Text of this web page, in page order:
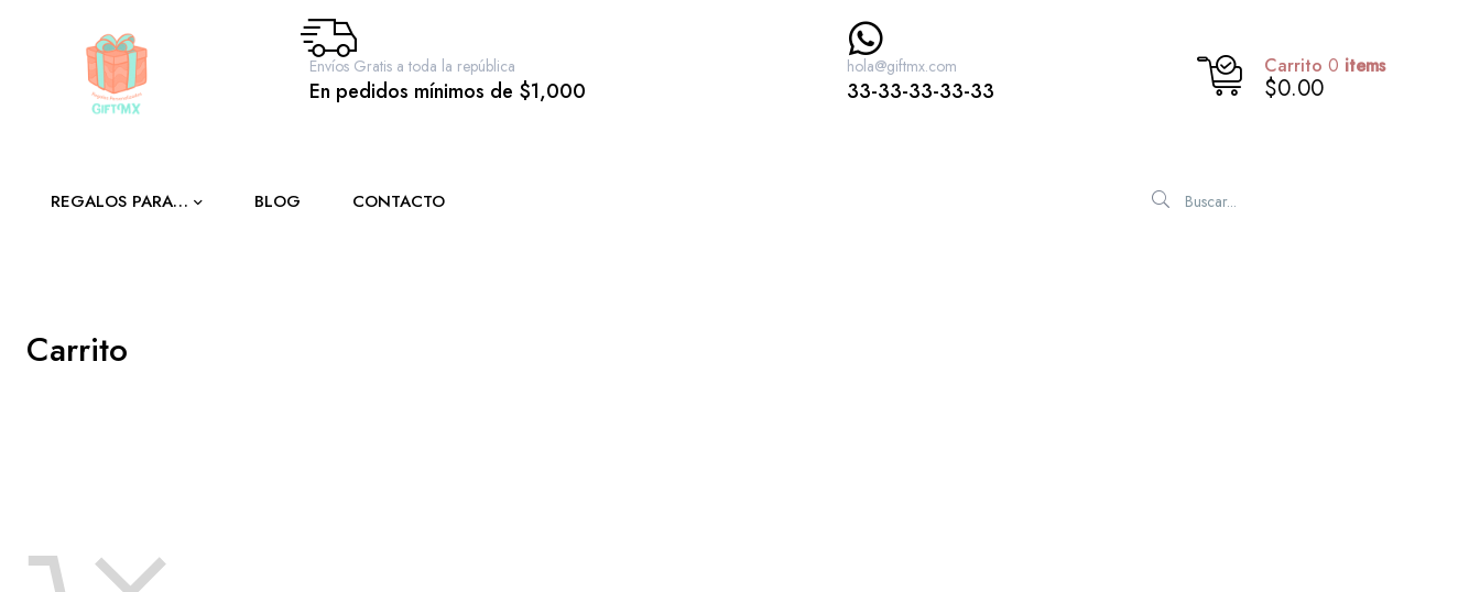
Envíos Gratis a toda la república
En pedidos mínimos de $1,000
hola@giftmx.com
33-33-33-33-33
Carrito 0 items
$0.00
REGALOS PARA… BLOG CONTACTO
Carrito